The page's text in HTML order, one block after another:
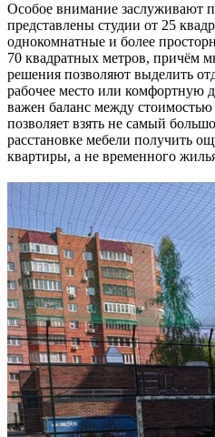
Особое внимание заслуживают
представлены студии от 25
однокомнатные и более
70 квадратных метров, причём
решения позволяют выделить
рабочее место или комфортную
важен баланс между
позволяет взять не самый
расстановке мебели получить
квартиры, а не временного